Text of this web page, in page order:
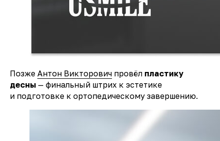
Позже Антон Викторович провёл пластику
десны — финальный штрих к эстетике
и подготовке к ортопедическому завершению.